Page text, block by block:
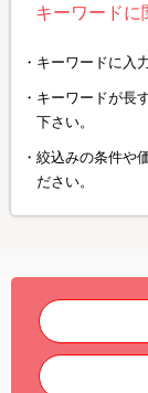
キーワードに
キーワードに入
キーワードが長
下さい。
絞込みの条件や
ださい。